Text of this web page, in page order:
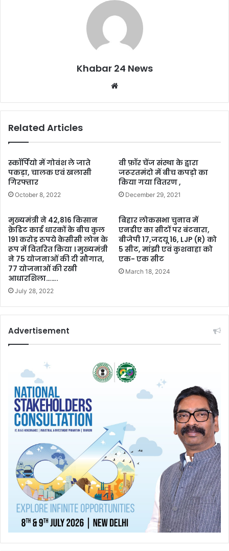
Khabar 24 News
Related Articles
स्कॉर्पियो में गोवंश ले जाते
पकड़ा, चालक एवं खलासी
गिरफ्तार
October 8, 2022
वी फ़ॉर चेंज संस्था के द्वारा
जरूरतमंदो में बीच कपड़ो का
किया गया वितरण ,
December 29, 2021
मुख्यमंत्री ने 42,816 किसान
क्रेडिट कार्ड धारकों के बीच कुल
191 करोड़ रुपये केसीसी लोन के
रूप में वितरित किया । मुख्यमंत्री
ने 75 योजनाओं की दी सौगात,
77 योजनाओं की रखी
आधारशिला…….
July 28, 2022
बिहार लोकसभा चुनाव में
एनडीए का सीटों पर बंटवारा,
बीजेपी 17,जदयू 16, LJP (R) को
5 सीट, मांझी एवं कुशवाहा को
एक- एक सीट
March 18, 2024
Advertisement